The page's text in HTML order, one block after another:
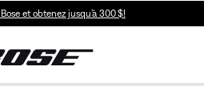
et obtenez jusqu’à 300 $!